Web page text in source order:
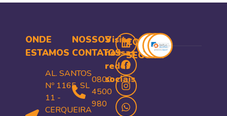
ONDE
ESTAMOS
AL. SANTOS
Nº 1165, SL
11 -
CERQUEIRA
NOSSOS
CONTATOS
0800
4500
980
Visite
nossas
redes
sociais
COMPRA
SEGURA